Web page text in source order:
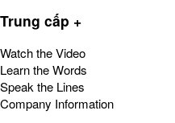
Trung cấp +
Watch the Video
Learn the Words
Speak the Lines
Company Information